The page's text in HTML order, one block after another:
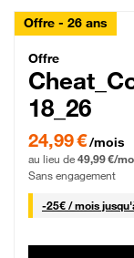
Offre - 26 ans
Offre
18_26
24,99 € par mois
24,99 €/mois
au lieu de 49,99 €/
Sans engagement
-25€ / mois25 €